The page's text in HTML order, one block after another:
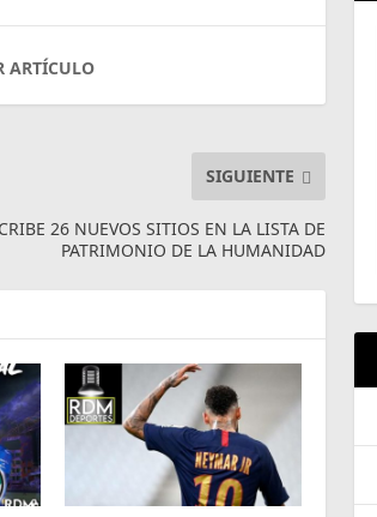
ARTÍCULO
SIGUIENTE
26 NUEVOS SITIOS EN LA LISTA DE
PATRIMONIO DE LA HUMANIDAD